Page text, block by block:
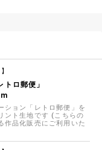
ロ郵便」
ション「レトロ郵便」を
ント生地です (こちらの
作品化販売にご利用いた